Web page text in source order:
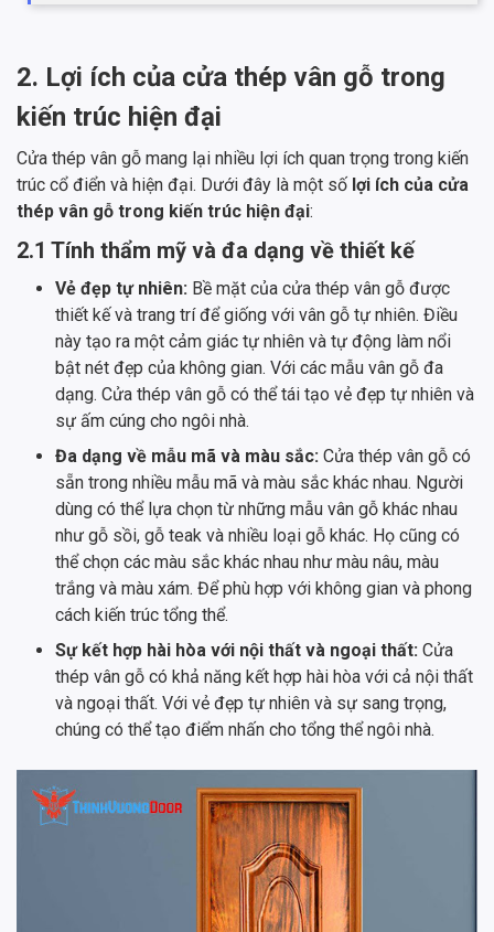
2. Lợi ích của cửa thép vân gỗ trong
kiến trúc hiện đại
Cửa thép vân gỗ mang lại nhiều lợi ích quan trọng trong kiến
trúc cổ điển và hiện đại. Dưới đây là một số lợi ích của cửa
thép vân gỗ trong kiến trúc hiện đại:
2.1 Tính thẩm mỹ và đa dạng về thiết kế
Vẻ đẹp tự nhiên: Bề mặt của cửa thép vân gỗ được
thiết kế và trang trí để giống với vân gỗ tự nhiên. Điều
này tạo ra một cảm giác tự nhiên và tự động làm nổi
bật nét đẹp của không gian. Với các mẫu vân gỗ đa
dạng. Cửa thép vân gỗ có thể tái tạo vẻ đẹp tự nhiên và
sự ấm cúng cho ngôi nhà.
Đa dạng về mẫu mã và màu sắc: Cửa thép vân gỗ có
sẵn trong nhiều mẫu mã và màu sắc khác nhau. Người
dùng có thể lựa chọn từ những mẫu vân gỗ khác nhau
như gỗ sồi, gỗ teak và nhiều loại gỗ khác. Họ cũng có
thể chọn các màu sắc khác nhau như màu nâu, màu
trắng và màu xám. Để phù hợp với không gian và phong
cách kiến trúc tổng thể.
Sự kết hợp hài hòa với nội thất và ngoại thất: Cửa
thép vân gỗ có khả năng kết hợp hài hòa với cả nội thất
và ngoại thất. Với vẻ đẹp tự nhiên và sự sang trọng,
chúng có thể tạo điểm nhấn cho tổng thể ngôi nhà.